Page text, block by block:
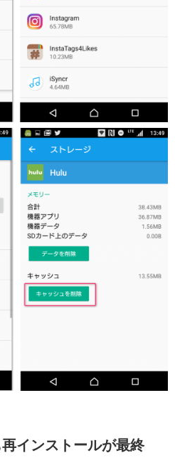
インストールが最終